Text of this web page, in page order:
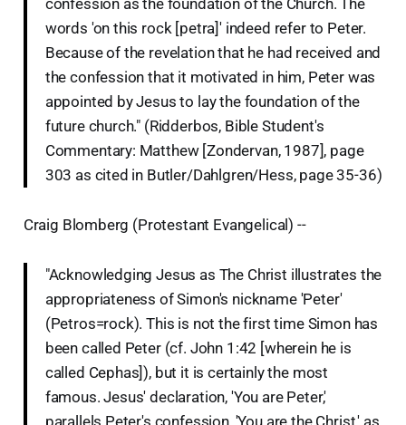
words 'on this rock [petra]' indeed refer to Peter.
Because of the revelation that he had received and
the confession that it motivated in him, Peter was
appointed by Jesus to lay the foundation of the
future church." (Ridderbos, Bible Student's
Commentary: Matthew [Zondervan, 1987], page
303 as cited in Butler/Dahlgren/Hess, page 35-36)
Craig Blomberg (Protestant Evangelical) --
"Acknowledging Jesus as The Christ illustrates the
appropriateness of Simon's nickname 'Peter'
(Petros=rock). This is not the first time Simon has
been called Peter (cf. John 1:42 [wherein he is
called Cephas]), but it is certainly the most
famous. Jesus' declaration, 'You are Peter,'
parallels Peter's confession, 'You are the Christ,' as